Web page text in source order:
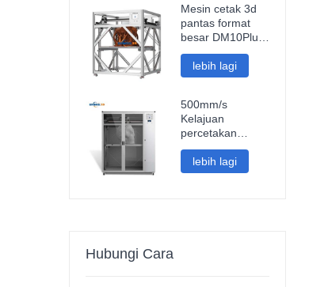
impresora pantas
Mesin cetak 3d
pantas format
besar DM10Plus
pencetak
impresora 3d
1000mm
lebih lagi
500mm/s
Kelajuan
percetakan
pantas saiz besar
1000mm format
besar pencetak
lebih lagi
Hubungi Cara